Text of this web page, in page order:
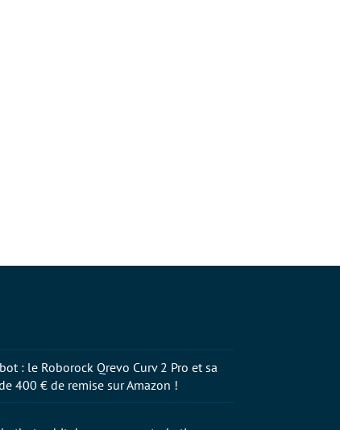
: le Roborock Qrevo Curv 2 Pro et sa
400 € de remise sur Amazon !